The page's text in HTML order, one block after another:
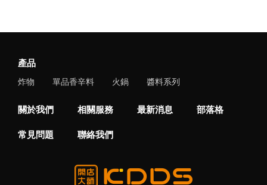
產品
炸物 單品香辛料 火鍋 醬料系列
關於我們 相關服務 最新消息 部落格
常見問題 聯絡我們